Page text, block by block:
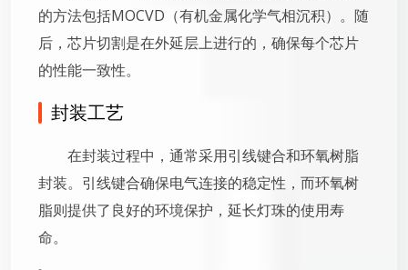
的方法包括MOCVD（有机金属化学气相沉积）。随
后，芯片切割是在外延层上进行的，确保每个芯片
的性能一致性。
封装工艺
在封装过程中，通常采用引线键合和环氧树脂
封装。引线键合确保电气连接的稳定性，而环氧树
脂则提供了良好的环境保护，延长灯珠的使用寿
命。